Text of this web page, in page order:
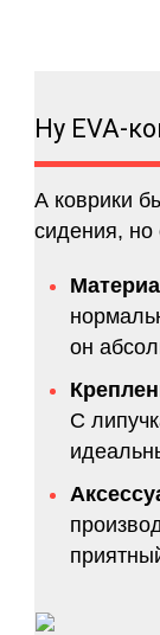
Ну EVA-
А коврики
сидения, но
он
С